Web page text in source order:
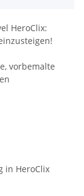
HeroClix:
vorbemalte
in HeroClix